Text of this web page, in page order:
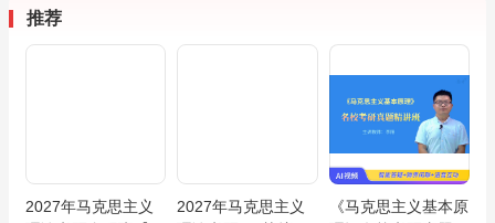
推荐
2027年马克思主义
2027年马克思主义
《马克思主义基本原